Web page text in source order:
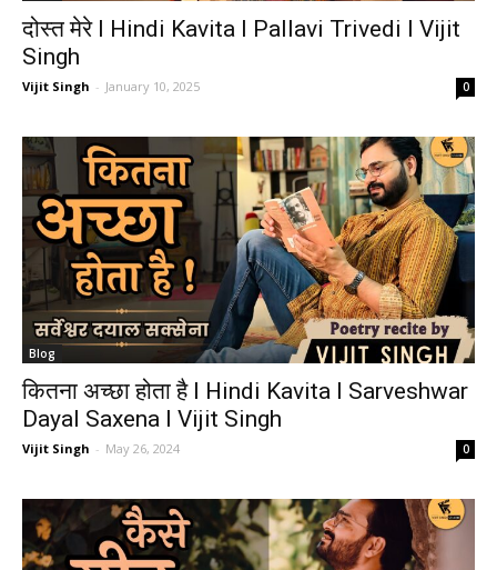
दोस्त मेरे I Hindi Kavita I Pallavi Trivedi I Vijit
Singh
Vijit Singh - January 10, 2025 0
Blog
कितना अच्छा होता है I Hindi Kavita I Sarveshwar
Dayal Saxena I Vijit Singh
Vijit Singh - May 26, 2024 0